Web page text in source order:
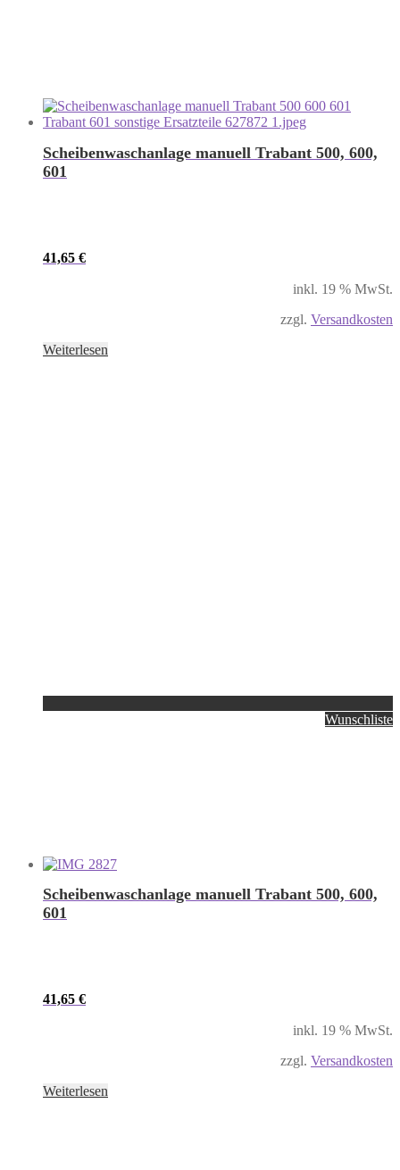
Scheibenwaschanlage manuell Trabant 500, 600,
601
41,65 €
inkl. 19 % MwSt.
zzgl. Versandkosten
Weiterlesen
Wunschliste
Scheibenwaschanlage manuell Trabant 500, 600,
601
41,65 €
inkl. 19 % MwSt.
zzgl. Versandkosten
Weiterlesen